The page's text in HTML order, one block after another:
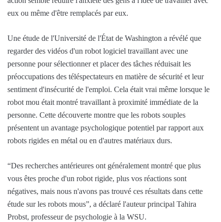
eux ou même d'être remplacés par eux.
Une étude de l'Université de l'État de Washington a révélé que
regarder des vidéos d'un robot logiciel travaillant avec une
personne pour sélectionner et placer des tâches réduisait les
préoccupations des téléspectateurs en matière de sécurité et leur
sentiment d'insécurité de l'emploi. Cela était vrai même lorsque le
robot mou était montré travaillant à proximité immédiate de la
personne. Cette découverte montre que les robots souples
présentent un avantage psychologique potentiel par rapport aux
robots rigides en métal ou en d'autres matériaux durs.
“Des recherches antérieures ont généralement montré que plus
vous êtes proche d'un robot rigide, plus vos réactions sont
négatives, mais nous n'avons pas trouvé ces résultats dans cette
étude sur les robots mous”, a déclaré l'auteur principal Tahira
Probst, professeur de psychologie à la WSU.